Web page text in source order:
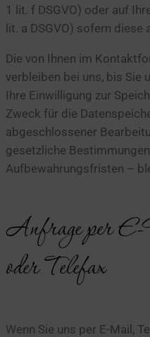
1 lit. f DSGVO) oder auf
lit. a DSGVO) sofern
Die von Ihnen im
verbleiben bei uns, bis Sie
Ihre Einwilligung zur
Zweck für die
abgeschlossener
gesetzliche
Aufbewahrungsfristen –
Anfrage per
oder Telefax
Wenn Sie uns per E-Mail,